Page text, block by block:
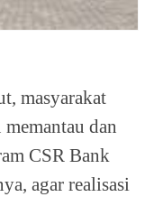
masyarakat
dan
CSR Bank
agar realisasi